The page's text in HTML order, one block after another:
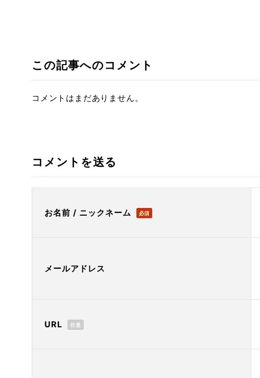
この記事へのコメント
コメントはまだありません。
コメントを送る
お名前 / ニックネーム 必須
メールアドレス
URL 任意